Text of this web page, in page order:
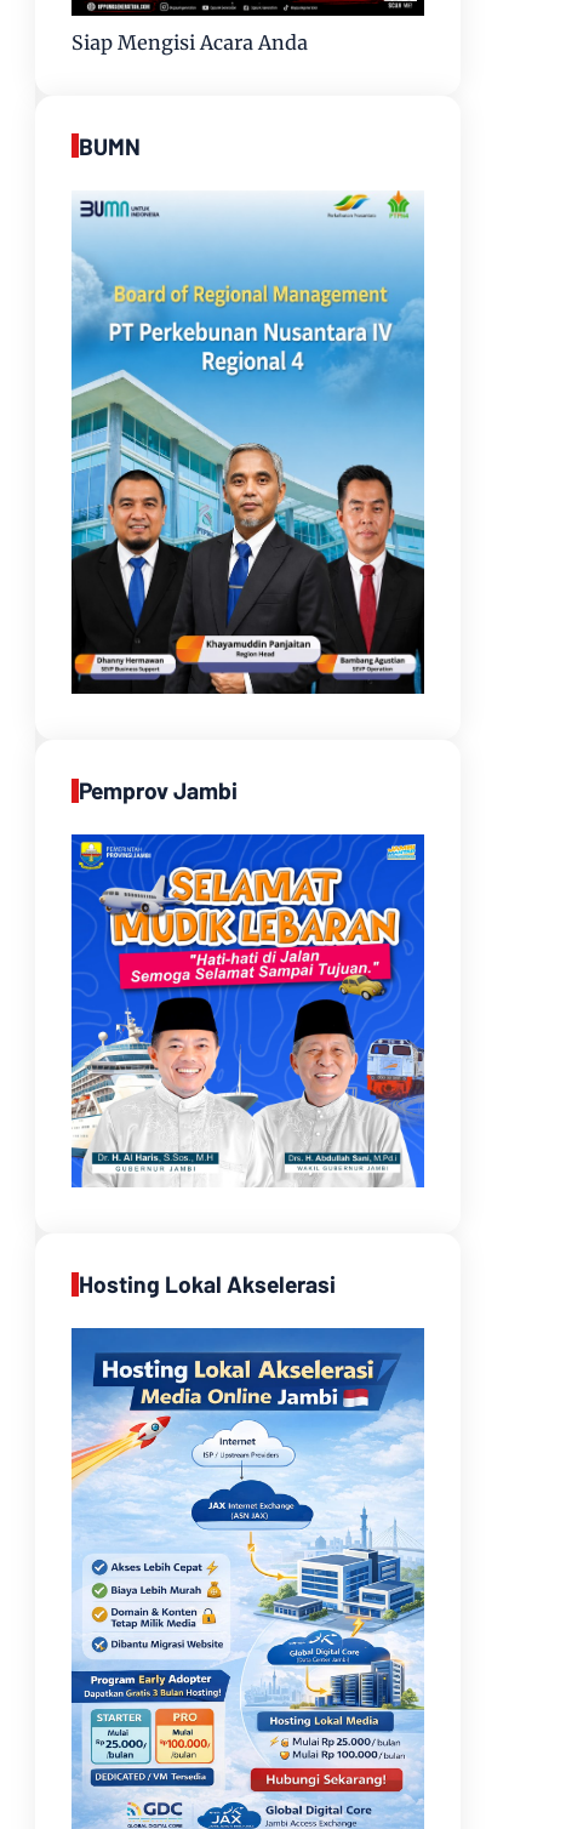
Siap Mengisi Acara Anda
BUMN
Pemprov Jambi
Hosting Lokal Akselerasi